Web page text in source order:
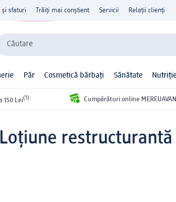
și sfaturi Trăiți mai conștient Servicii Relații clienți
Căutare
Păr Cosmetică bărbați Sănătate
150 Lei(1) Cumpărături online
Loțiune